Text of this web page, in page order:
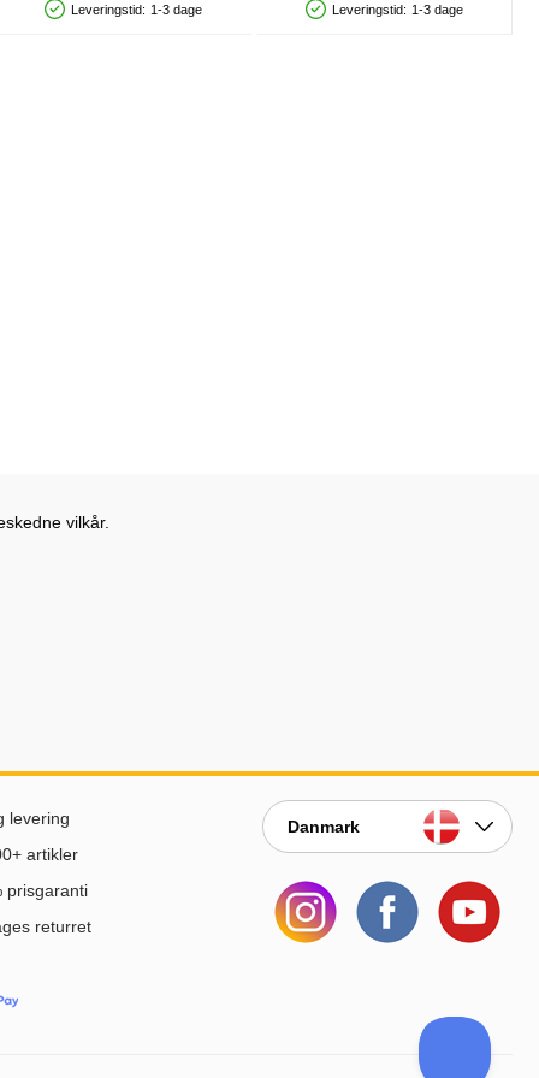
Produkttilgængelighed: På lager
Leveringstid: 1-3 dage
Produkttilgængelighed: På lager
Leveringstid: 1-3 dage
vilkår.
levering
artikler
prisgaranti
returret
Danmark